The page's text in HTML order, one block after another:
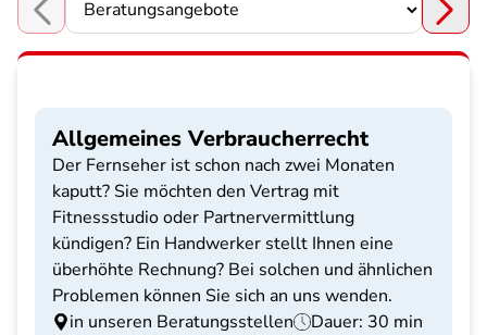
Choose a section
Allgemeines Verbraucherrecht
Der Fernseher ist schon nach zwei Monaten
kaputt? Sie möchten den Vertrag mit
Fitnessstudio oder Partnervermittlung
kündigen? Ein Handwerker stellt Ihnen eine
überhöhte Rechnung? Bei solchen und ähnlichen
Problemen können Sie sich an uns wenden.
in unseren Beratungsstellen
Dauer: 30 min